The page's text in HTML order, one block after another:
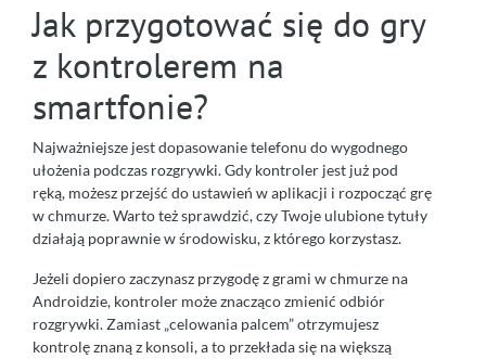
Jak przygotować się do gry
z kontrolerem na
smartfonie?
Najważniejsze jest dopasowanie telefonu do wygodnego
ułożenia podczas rozgrywki. Gdy kontroler jest już pod
ręką, możesz przejść do ustawień w aplikacji i rozpocząć grę
w chmurze. Warto też sprawdzić, czy Twoje ulubione tytuły
działają poprawnie w środowisku, z którego korzystasz.
Jeżeli dopiero zaczynasz przygodę z grami w chmurze na
Androidzie, kontroler może znacząco zmienić odbiór
rozgrywki. Zamiast „celowania palcem” otrzymujesz
kontrolę znaną z konsoli, a to przekłada się na większą